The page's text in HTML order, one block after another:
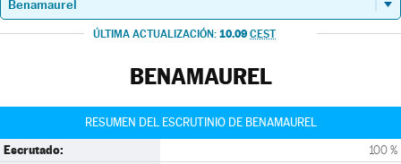
ÚLTIMA ACTUALIZACIÓN: 10.09 CEST
BENAMAUREL
RESUMEN DEL ESCRUTINIO DE BENAMAUREL
Escrutado: 100 %